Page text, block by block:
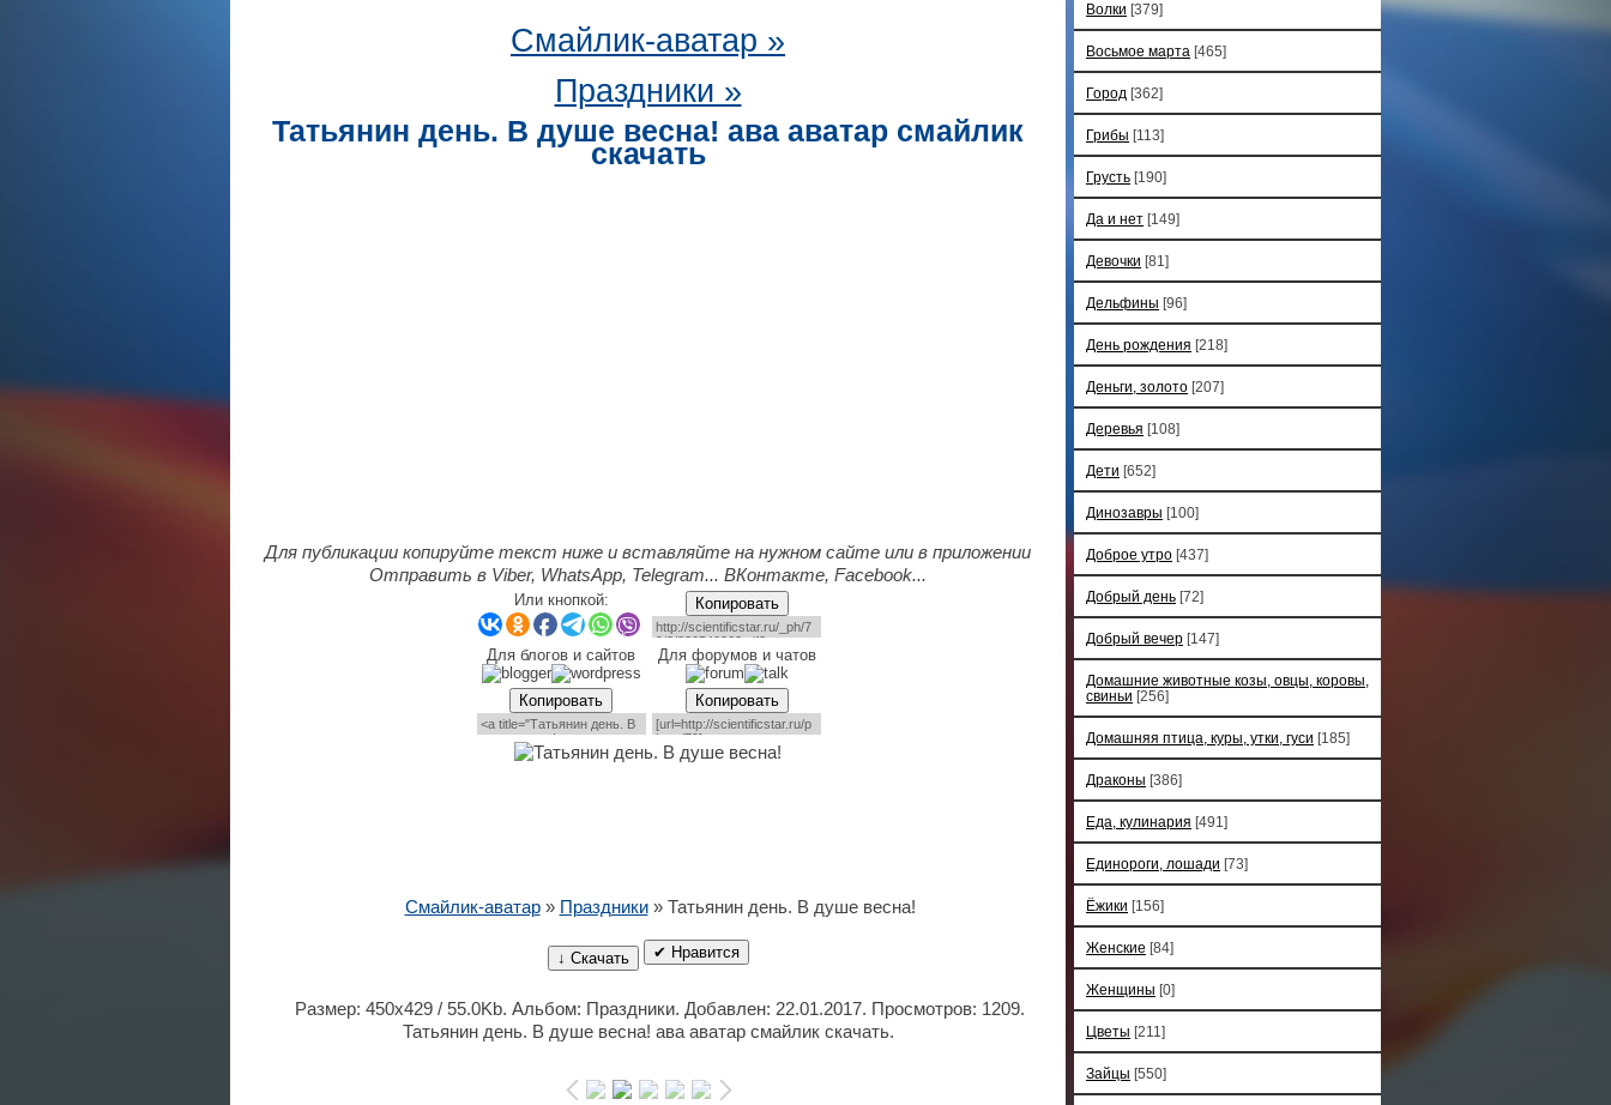
Смайлик-аватар »
Праздники »
Татьянин день. В душе весна! ава аватар смайлик
скачать
Для публикации копируйте текст ниже и вставляйте на нужном сайте или в приложении
Отправить в Viber, WhatsApp, Telegram... ВКонтакте, Facebook...
Или кнопкой: Копировать
Для блогов и сайтов Для форумов и чатов
Копировать Копировать
Смайлик-аватар» Праздники» Татьянин день. В душе весна!
↓ Скачать ✔ Нравится
Размер: 450x429 / 55.0Kb. Альбом: Праздники. Добавлен: 22.01.2017. Просмотров: 1209.
Татьянин день. В душе весна! ава аватар смайлик скачать.
Волки [379]
Восьмое марта [465]
Город [362]
Грибы [113]
Грусть [190]
Да и нет [149]
Девочки [81]
Дельфины [96]
День рождения [218]
Деньги, золото [207]
Деревья [108]
Дети [652]
Динозавры [100]
Доброе утро [437]
Добрый день [72]
Добрый вечер [147]
Домашние животные козы, овцы, коровы,
свиньи [256]
Домашняя птица, куры, утки, гуси [185]
Драконы [386]
Еда, кулинария [491]
Единороги, лошади [73]
Ёжики [156]
Женские [84]
Женщины [0]
Цветы [211]
Зайцы [550]